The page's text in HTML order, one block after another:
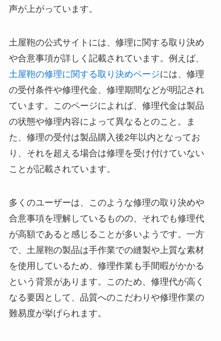
声が上がっています。
土屋鞄の公式サイトには、修理に関する取り決め
や合意事項が詳しく記載されています。例えば、
土屋鞄の修理に関する取り決めページには、修理
の受付条件や修理代金、修理期間などが明記され
ています。このページによれば、修理代金は製品
の状態や修理内容によって異なるとのこと。ま
た、修理の受付は製品購入後2年以内となってお
り、それを超える場合は修理を受け付けていない
ことが記載されています。
多くのユーザーは、このような修理の取り決めや
合意事項を理解しているものの、それでも修理代
が高額であると感じることが多いようです。一方
で、土屋鞄の製品は手作業での縫製や上質な素材
を使用しているため、修理作業も手間暇がかかる
という背景があります。このため、修理代が高く
なる要因として、品質へのこだわりや修理作業の
難易度が挙げられます。